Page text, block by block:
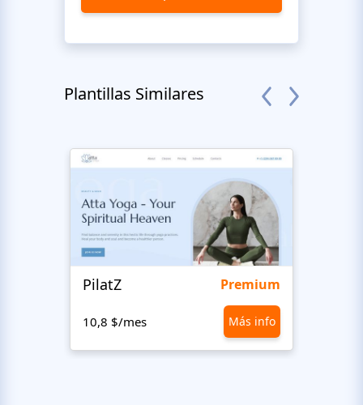
Plantillas Similares
PilatZ Premium
10,8 $/mes Más info